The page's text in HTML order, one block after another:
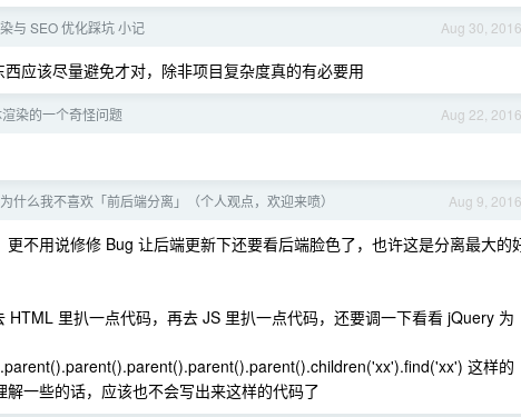
Aug 30, 2016
与 SEO 优化踩坑 小记
应该尽量避免才对，除非项目复杂度真的有必要用
Aug 22, 2016
染的一个奇怪问题
Aug 9, 2016
为什么我不喜欢「前后端分离」（个人观点，欢迎来喷）
不用说修修 Bug 让后端更新下还要看后端脸色了，也许这是分离最大的
里扒一点代码，再去 JS 里扒一点代码，还要调一下看看 jQuery 为
这样的
一些的话，应该也不会写出来这样的代码了